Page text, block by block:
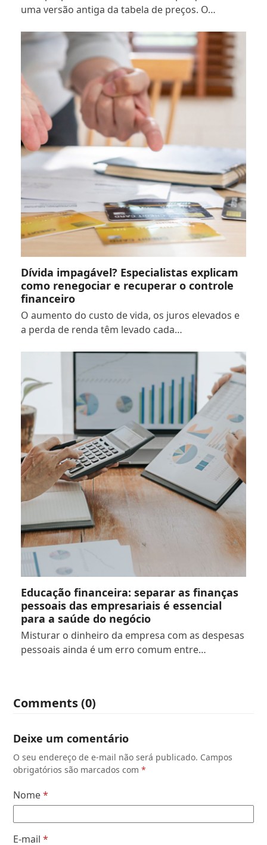
uma versão antiga da tabela de preços. O…
Dívida impagável? Especialistas explicam
como renegociar e recuperar o controle
financeiro
O aumento do custo de vida, os juros elevados e
a perda de renda têm levado cada…
Educação financeira: separar as finanças
pessoais das empresariais é essencial
para a saúde do negócio
Misturar o dinheiro da empresa com as despesas
pessoais ainda é um erro comum entre…
Comments (0)
Deixe um comentário
O seu endereço de e-mail não será publicado. Campos
obrigatórios são marcados com*
Nome*
E-mail*